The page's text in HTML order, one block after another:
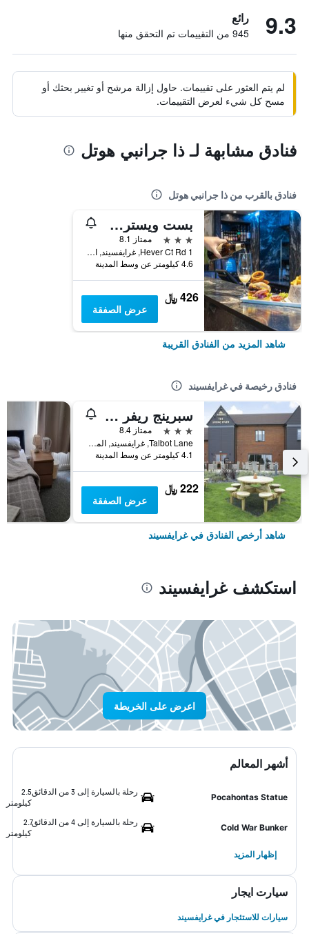
9.3 رائع
945 من التقييمات تم التحقق منها
لم يتم العثور على تقييمات. حاول إزالة مرشح أو تغيير بحثك أو
مسح كل شيء لعرض التقييمات.
فنادق مشابهة لـ ذا جرانبي هوتل
فنادق بالقرب من ذا جرانبي هوتل
بست ويسترن مانور هوتل
3 نجوم
ممتاز 8.1
1 Hever Ct Rd, غرايفسيند, المملكة المتحدة
4.6 كيلومتر عن وسط المدينة
426 ﷼
عرض الصفقة
شاهد المزيد من الفنادق القريبة
فنادق رخيصة في غرايفسيند
سبرينج ريفر إبزفليت من مارستونز إنز
3 نجوم
ممتاز 8.4
Talbot Lane, غرايفسيند, المملكة المتحدة
4.1 كيلومتر عن وسط المدينة
222 ﷼
عرض الصفقة
شاهد أرخص الفنادق في غرايفسيند
استكشف غرايفسيند
اعرض على الخريطة
أشهر المعالم
Pocahontas Statue
رحلة بالسيارة إلى 3 من الدقائق
2.5
كيلومتر
Cold War Bunker
رحلة بالسيارة إلى 4 من الدقائق
2.7
كيلومتر
إظهار المزيد
سيارت ايجار
سيارات للاستئجار في غرايفسيند